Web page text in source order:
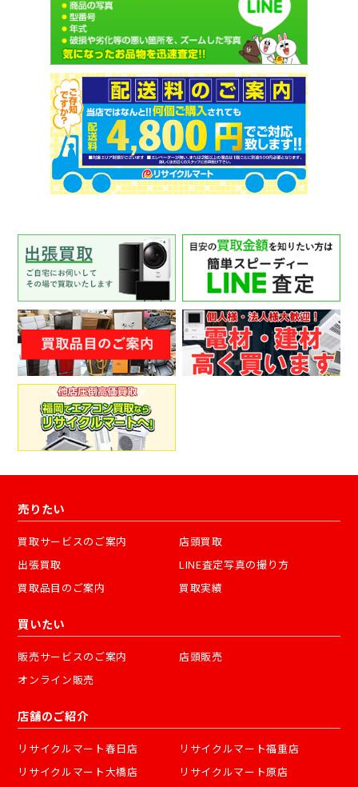
売りたい
買取サービスのご案内
店頭買取
出張買取
LINE査定写真の撮り方
買取品目のご案内
買取実績
買いたい
販売サービスのご案内
店頭販売
オンライン販売
店舗のご紹介
リサイクルマート春日店
リサイクルマート福重店
リサイクルマート大橋店
リサイクルマート原店